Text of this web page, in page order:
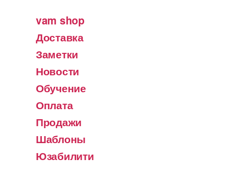
vam shop
Доставка
Заметки
Новости
Обучение
Оплата
Продажи
Шаблоны
Юзабилити